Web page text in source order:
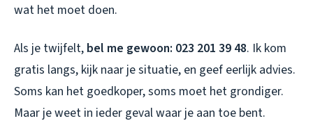
wat het moet doen.
Als je twijfelt, bel me gewoon: 023 201 39 48. Ik kom
gratis langs, kijk naar je situatie, en geef eerlijk advies.
Soms kan het goedkoper, soms moet het grondiger.
Maar je weet in ieder geval waar je aan toe bent.